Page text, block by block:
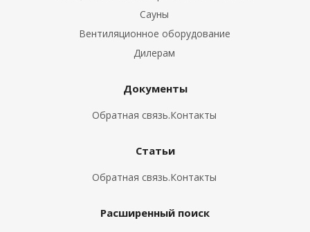
Сауны
Вентиляционное оборудование
Дилерам
Документы
Обратная связь.Контакты
Статьи
Обратная связь.Контакты
Расширенный поиск